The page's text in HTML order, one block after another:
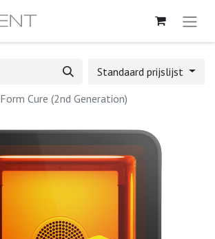
Standaard prijslijst
Form Cure (2nd Generation)